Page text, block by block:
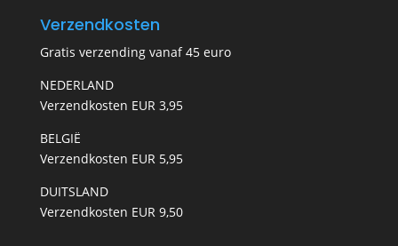
Verzendkosten
Gratis verzending vanaf 45 euro
NEDERLAND
Verzendkosten EUR 3,95
BELGIË
Verzendkosten EUR 5,95
DUITSLAND
Verzendkosten EUR 9,50